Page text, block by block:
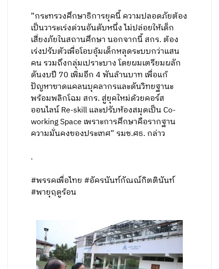
​”กระทรวงศึกษาธิการยุคนี้ ความปลอดภัยต้อง
เป็นวาระเร่งด่วนอันดับหนึ่ง ไม่ปล่อยให้เด็ก
เสี่ยงภัยในสถานศึกษา นอกจากนี้ สกร. ต้อง
เร่งปรับตัวเพื่อโอบอุ้มเด็กหลุดระบบกว่าแสน
คน รวมถึงกลุ่มเปราะบาง โดยผมเตรียมผลัก
ดันงบปี 70 เพิ่มอีก 4 พันล้านบาท เพื่อแก้
ปัญหาขาดแคลนบุคลากรและดันวิทยฐานะ
พร้อมพลิกโฉม สกร. สู่ยุคใหม่ด้วยคอร์ส
ออนไลน์ Re-skill และปรับห้องสมุดเป็น Co-
working Space เพราะการศึกษาคือรากฐาน
ความมั่นคงของประเทศ” รมช.ศธ. กล่าว
.
#พรรคเพื่อไทย #อัครนันท์กัณณ์กิตตินันท์
#พายุฤดูร้อน